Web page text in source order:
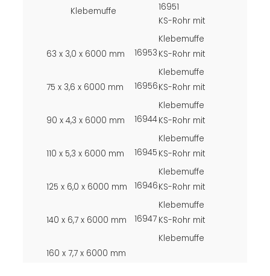
Klebemuffe
16951
KS-Rohr mit
Klebemuffe
63 x 3,0 x 6000 mm
16953 KS-Rohr mit
Klebemuffe
75 x 3,6 x 6000 mm
16956KS-Rohr mit
Klebemuffe
90 x 4,3 x 6000 mm
16944KS-Rohr mit
Klebemuffe
110 x 5,3 x 6000 mm
16945 KS-Rohr mit
Klebemuffe
125 x 6,0 x 6000 mm
16946KS-Rohr mit
Klebemuffe
140 x 6,7 x 6000 mm
16947 KS-Rohr mit
Klebemuffe
160 x 7,7 x 6000 mm